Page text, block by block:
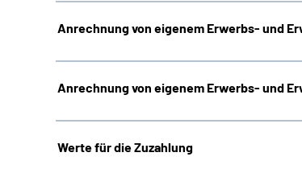
Anrechnung von eigenem Erwerbs- und
Anrechnung von eigenem Erwerbs- und
Werte für die Zuzahlung